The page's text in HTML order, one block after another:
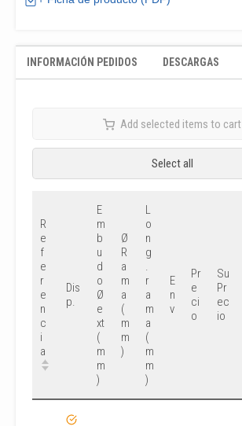
INFORMACIÓN PEDIDOS DESCARGAS
Add selected items to cart
Select all
R
e
f
e
r
e
n
c
i
a
Dis
p.
E
m
b
u
d
o
Ø
e
xt
(
m
m
)
Ø
R
a
m
a
(
m
m
)
L
o
n
g
.
r
a
m
a
(
m
m
)
E
n
v
Pr
e
ci
o
Su
Pr
ec
io